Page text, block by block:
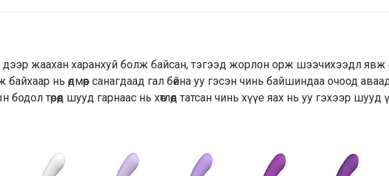
жаахан харанхуй болж байсан, тэгээд жорлон орж шээчихээдл явж
байхаар нь өдмөөр санагдаад гал бөйна уу гэсэн чинь байшиндаа очоод
төрөөд шууд гарнаас нь хөтлөөд татсан чинь хүүе яах нь уу гэхээр шууд